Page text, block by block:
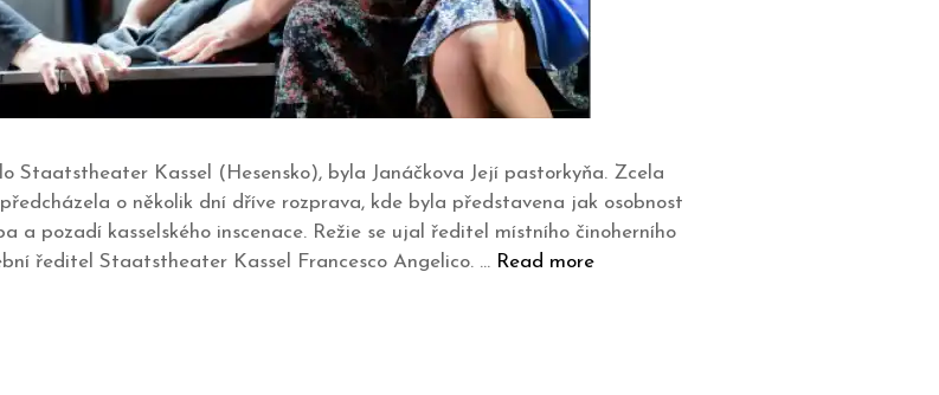
Staatstheater Kassel (Hesensko), byla Janáčkova Její pastorkyňa. Zcela
o několik dní dříve rozprava, kde byla představena jak osobnost
a pozadí kasselského inscenace. Režie se ujal ředitel místního činoherního
ředitel Staatstheater Kassel Francesco Angelico. … Read more